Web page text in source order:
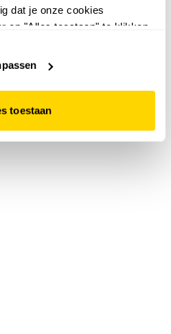
dat je onze cookies
op "Alles toestaan" te klikken.
toestaan